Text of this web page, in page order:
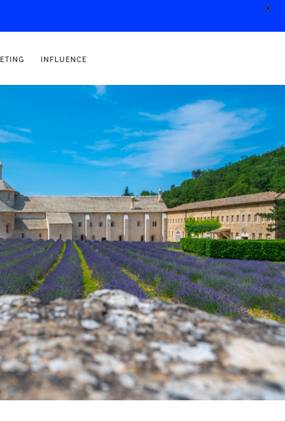
INFLUENCE
X